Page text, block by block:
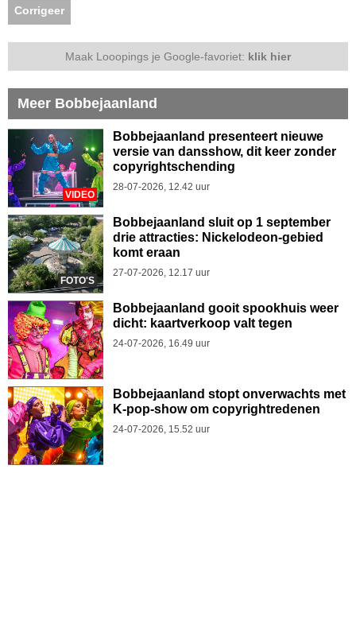
Corrigeer
Maak Looopings je Google-favoriet: klik hier
Meer Bobbejaanland
VIDEO
Bobbejaanland presenteert nieuwe
versie van dansshow, dit keer zonder
copyrightschending
28-07-2026, 12.42 uur
FOTO'S
Bobbejaanland sluit op 1 september
drie attracties: Nickelodeon-gebied
komt eraan
27-07-2026, 12.17 uur
Bobbejaanland gooit spookhuis weer
dicht: kaartverkoop valt tegen
24-07-2026, 16.49 uur
Bobbejaanland stopt onverwachts met
K-pop-show om copyrightredenen
24-07-2026, 15.52 uur